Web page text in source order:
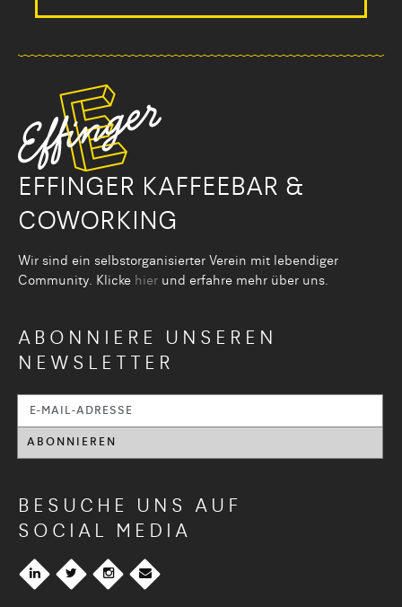
EFFINGER KAFFEEBAR &
COWORKING
Wir sind ein selbstorganisier­ter Verein mit lebendiger
Community. Klicke hier und erfahre mehr über uns.
ABONNIERE UNSEREN
NEWSLETTER
BESUCHE UNS AUF
SOCIAL MEDIA